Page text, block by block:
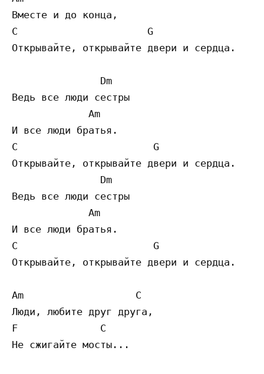
Вместе и до конца,
C                      G
Открывайте, открывайте двери и сердца.
               Dm
Ведь все люди сестры
             Am
И все люди братья.
C                       G
Открывайте, открывайте двери и сердца.
               Dm
Ведь все люди сестры
             Am
И все люди братья.
C                       G
Открывайте, открывайте двери и сердца.
Am                   C
Люди, любите друг друга,
F              C